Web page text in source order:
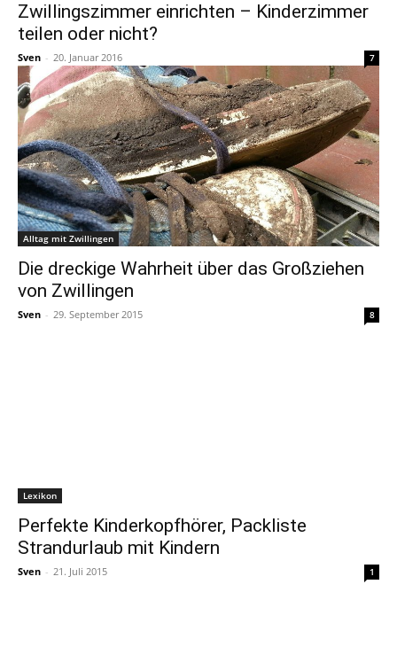
Zwillingszimmer einrichten – Kinderzimmer
teilen oder nicht?
Sven - 20. Januar 2016 7
Alltag mit Zwillingen
Die dreckige Wahrheit über das Großziehen
von Zwillingen
Sven - 29. September 2015 8
Lexikon
Perfekte Kinderkopfhörer, Packliste
Strandurlaub mit Kindern
Sven - 21. Juli 2015 1